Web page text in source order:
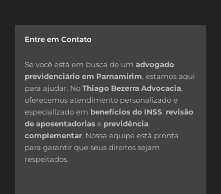
Entre em Contato
Se você está em busca de um advogado
previdenciário em Parnamirim, estamos aqui
para ajudar. No Thiago Bezerra Advocacia,
oferecemos atendimento personalizado e
especializado em benefícios do INSS, revisão
de aposentadorias e previdência
complementar. Nossa equipe está pronta
para garantir que seus direitos sejam
respeitados.